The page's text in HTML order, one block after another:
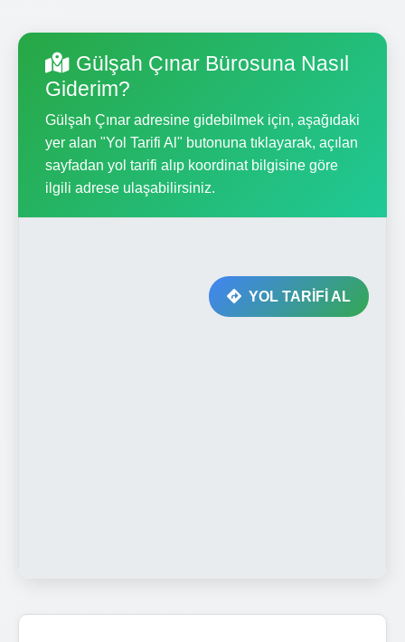
Gülşah Çınar Bürosuna Nasıl
Giderim?
Gülşah Çınar adresine gidebilmek için, aşağıdaki
yer alan "Yol Tarifi Al" butonuna tıklayarak, açılan
sayfadan yol tarifi alıp koordinat bilgisine göre
ilgili adrese ulaşabilirsiniz.
YOL TARİFİ AL